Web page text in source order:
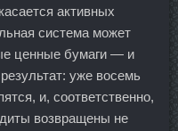
активных
система может
ценные бумаги — и
уже восемь
и, соответственно,
возвращены не